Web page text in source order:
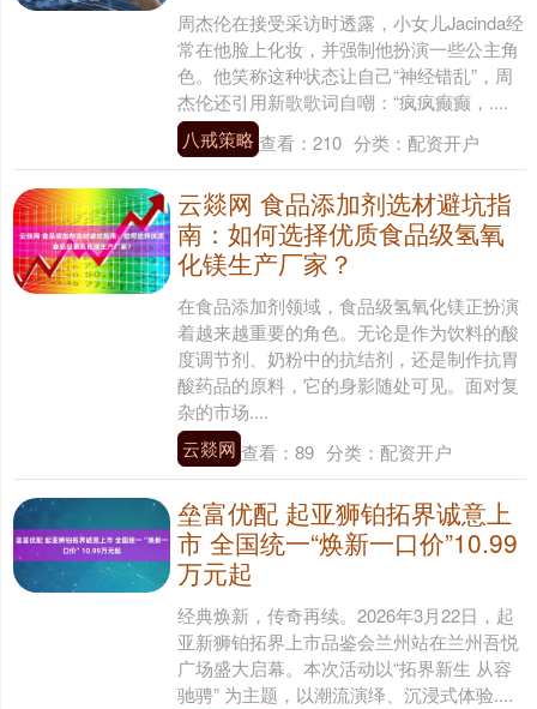
周杰伦在接受采访时透露，小女儿Jacinda经
常在他脸上化妆，并强制他扮演一些公主角
色。他笑称这种状态让自己“神经错乱”，周
杰伦还引用新歌歌词自嘲：“疯疯癫癫，....
八戒策略 查看： 210 分类： 配资开户
云燚网 食品添加剂选材避坑指
南：如何选择优质食品级氢氧
化镁生产厂家？
在食品添加剂领域，食品级氢氧化镁正扮演
着越来越重要的角色。无论是作为饮料的酸
度调节剂、奶粉中的抗结剂，还是制作抗胃
酸药品的原料，它的身影随处可见。面对复
杂的市场....
云燚网 查看： 89 分类： 配资开户
垒富优配 起亚狮铂拓界诚意上
市 全国统一“焕新一口价”10.99
万元起
经典焕新，传奇再续。2026年3月22日，起
亚新狮铂拓界上市品鉴会兰州站在兰州吾悦
广场盛大启幕。本次活动以“拓界新生 从容
驰骋” 为主题，以潮流演绎、沉浸式体验....